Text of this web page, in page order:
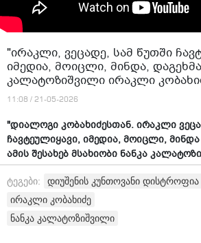
"ირაკლი, ვეცადე, სამ წუთში
იმედია, მოიცლი, მინდა,
კალატოზიშვილი ირაკლი
11:08 / 21-05-2026
"დიალოგი კობახიძესთან. ირაკლი
ჩავტეულიყავი, იმედია, მოიცლი,
ამის შესახებ მსახიობი ნანკა
სოციალურ ქსელში წერს დავიდეოს
დიუშენის კუნთოვანი დისტროფიით
ბავშვებისთვის მედიკამენტის
დაკავშირებით ირაკლი კობახიძის
განცხადებას ეხმაურება.
ტეგები:
დიუშენის კუნთოვანი დისტროფია
ირაკლი კობახიძე
ნანკა კალატოზიშვილი